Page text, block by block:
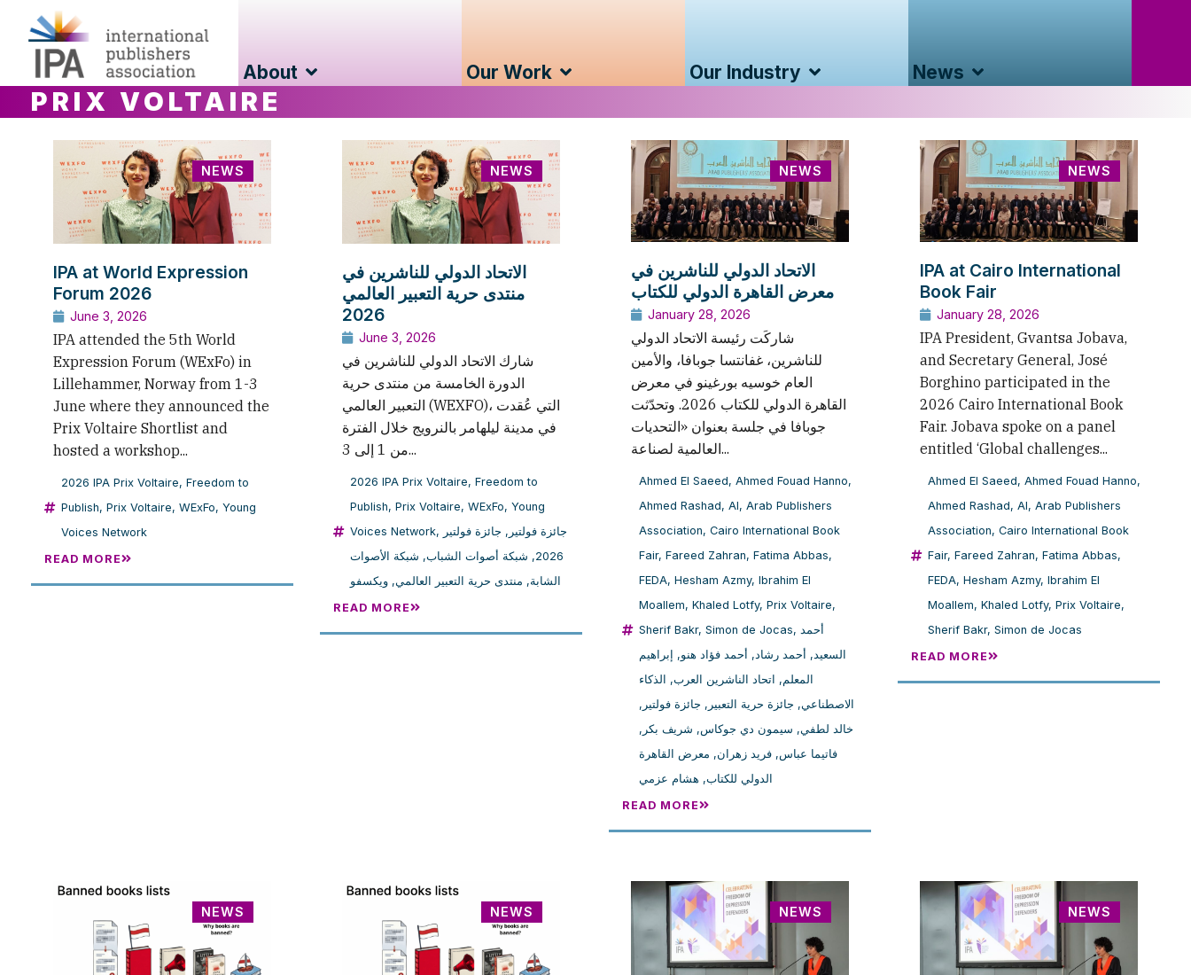
About Our Work Our Industry News
PRIX VOLTAIRE
NEWS
IPA at World Expression
Forum 2026
June 3, 2026
IPA attended the 5th World
Expression Forum (WExFo) in
Lillehammer, Norway from 1-3
June where they announced the
Prix Voltaire Shortlist and
hosted a workshop...
2026 IPA Prix Voltaire, Freedom to
Publish, Prix Voltaire, WExFo, Young
Voices Network
READ MORE
NEWS
الاتحاد الدولي للناشرين في
منتدى حرية التعبير العالمي
2026
June 3, 2026
شارك الاتحاد الدولي للناشرين في
الدورة الخامسة من منتدى حرية
التعبير العالمي (WEXFO)، التي عُقدت
في مدينة ليلهامر بالنرويج خلال الفترة
من 1 إلى 3...
2026 IPA Prix Voltaire, Freedom to
Publish, Prix Voltaire, WExFo, Young
Voices Network, جائزة فولتير , جائزة فولتير
2026
, شبكة أصوات الشباب, شبكة الأصوات
الشابة, منتدى حرية التعبير العالمي, ويكسفو
READ MORE
NEWS
الاتحاد الدولي للناشرين في
معرض القاهرة الدولي للكتاب
January 28, 2026
شاركَت رئيسة الاتحاد الدولي
للناشرين، غفانتسا جوبافا، والأمين
العام خوسيه بورغينو في معرض
القاهرة الدولي للكتاب 2026. وتحدّثت
جوبافا في جلسة بعنوان «التحديات
العالمية لصناعة...
Ahmed El Saeed, Ahmed Fouad Hanno,
Ahmed Rashad, AI, Arab Publishers
Association, Cairo International Book
Fair, Fareed Zahran, Fatima Abbas,
FEDA, Hesham Azmy, Ibrahim El
Moallem, Khaled Lotfy, Prix Voltaire,
Sherif Bakr, Simon de Jocas, أحمد
السعيد, أحمد رشاد, أحمد فؤاد هنو, إبراهيم
المعلم, اتحاد الناشرين العرب, الذكاء
الاصطناعي, جائزة حرية التعبير , جائزة فولتير ,
خالد لطفي, سيمون دي جوكاس, شريف بكر ,
فاتيما عباس, فريد زهران, معرض القاهرة
الدولي للكتاب, هشام عزمي
READ MORE
NEWS
IPA at Cairo International
Book Fair
January 28, 2026
IPA President, Gvantsa Jobava,
and Secretary General, José
Borghino participated in the
2026 Cairo International Book
Fair. Jobava spoke on a panel
entitled ‘Global challenges...
Ahmed El Saeed, Ahmed Fouad Hanno,
Ahmed Rashad, AI, Arab Publishers
Association, Cairo International Book
Fair, Fareed Zahran, Fatima Abbas,
FEDA, Hesham Azmy, Ibrahim El
Moallem, Khaled Lotfy, Prix Voltaire,
Sherif Bakr, Simon de Jocas
READ MORE
NEWS NEWS NEWS NEWS